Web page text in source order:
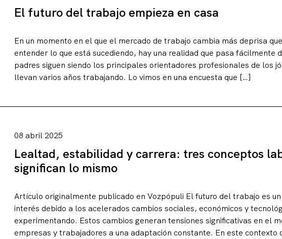
El futuro del trabajo empieza en casa
En un momento en el que el mercado de trabajo cambia más deprisa
entender lo que está sucediendo, hay una realidad que pasa fácilmente
padres siguen siendo los principales orientadores profesionales de los
llevan varios años trabajando. Lo vimos en una encuesta que […]
08 abril 2025
Lealtad, estabilidad y carrera: tres conceptos
significan lo mismo
Artículo originalmente publicado en Vozpópuli El futuro del trabajo es
interés debido a los acelerados cambios sociales, económicos y
experimentando. Estos cambios generan tensiones significativas en el
empresas y trabajadores a una adaptación constante. En este contexto